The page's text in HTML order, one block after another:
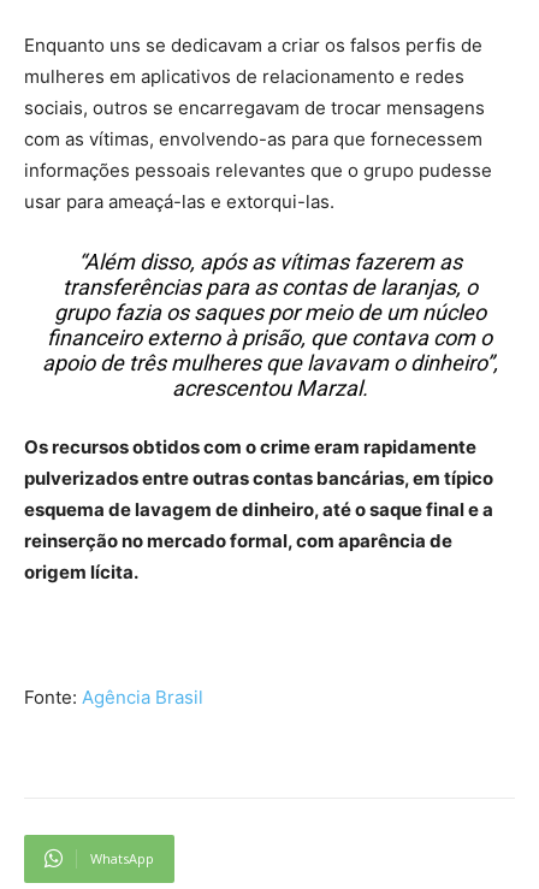
Enquanto uns se dedicavam a criar os falsos perfis de
mulheres em aplicativos de relacionamento e redes
sociais, outros se encarregavam de trocar mensagens
com as vítimas, envolvendo-as para que fornecessem
informações pessoais relevantes que o grupo pudesse
usar para ameaçá-las e extorqui-las.
“Além disso, após as vítimas fazerem as
transferências para as contas de laranjas, o
grupo fazia os saques por meio de um núcleo
financeiro externo à prisão, que contava com o
apoio de três mulheres que lavavam o dinheiro”,
acrescentou Marzal.
Os recursos obtidos com o crime eram rapidamente
pulverizados entre outras contas bancárias, em típico
esquema de lavagem de dinheiro, até o saque final e a
reinserção no mercado formal, com aparência de
origem lícita.
Fonte: Agência Brasil
WhatsApp